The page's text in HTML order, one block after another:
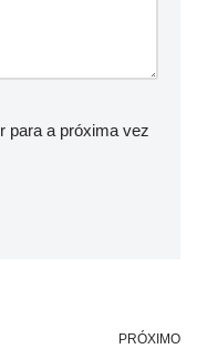
para a próxima vez
PRÓXIMO